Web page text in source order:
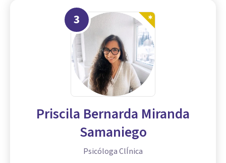
3
Priscila Bernarda Miranda
Samaniego
Psicóloga ClÍnica